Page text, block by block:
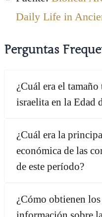
Daily Life in
Perguntas
¿Cuál era el
israelita en la Edad
¿Cuál era la
económica de las
de este período?
¿Cómo obtienen
información sobre